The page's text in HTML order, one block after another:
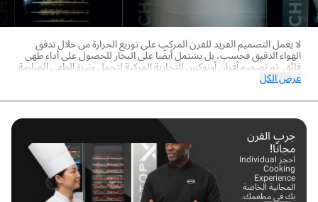
لا يعمل التصميم الفريد للفرن المركب على توزيع الحرارة من خلال تدفق
الهواء الدقيق فحسب، بل يشتمل أيضًا على البخار للحصول على أداء طهي
فائق. تم تصميم أفران أونوكس التجارية المركبة لتحمل وتيرة الطهي الصارمة
للمطابخ الكبيرة ومراكز الطهي والفنادق والكافيتريات والمستشفيات. تم
الكاملة بسهولة، سواء كانت طهي بالبخار أو التحميص أو الطهي على نار
يمكن تكرارها باستمرار في أي ظروف.
عرض الكل
جرب الفرن
مجانًا!
احجز Individual
Cooking
Experience
المجانية الخاصة
بك في مطعمك.